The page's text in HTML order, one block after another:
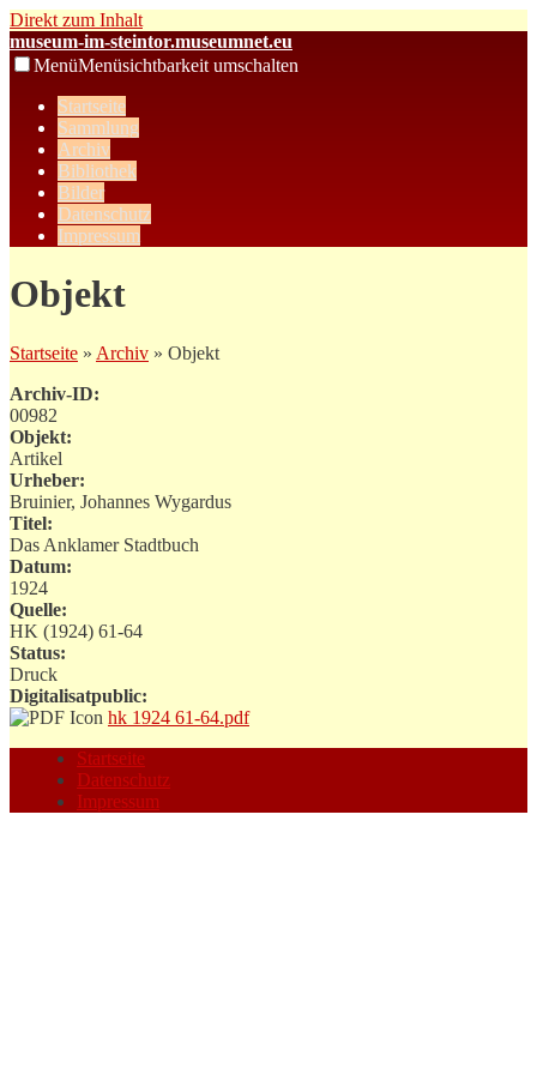
Direkt zum Inhalt
museum-im-steintor.museumnet.eu
MenüMenüsichtbarkeit umschalten
Startseite
Sammlung
Archiv
Bibliothek
Bilder
Datenschutz
Impressum
Objekt
Startseite » Archiv » Objekt
Archiv-ID:
00982
Objekt:
Artikel
Urheber:
Bruinier, Johannes Wygardus
Titel:
Das Anklamer Stadtbuch
Datum:
1924
Quelle:
HK (1924) 61-64
Status:
Druck
Digitalisatpublic:
hk 1924 61-64.pdf
Startseite
Datenschutz
Impressum